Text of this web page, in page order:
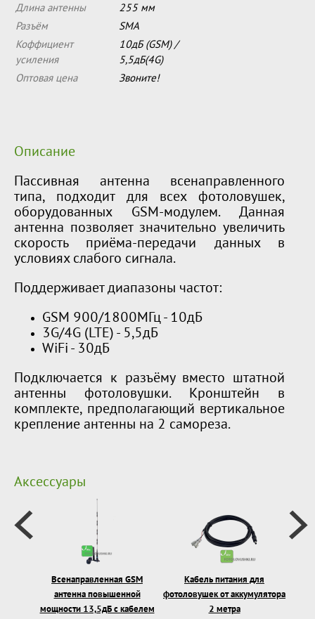
Длина антенны
255 мм
Разъём
SMA
Коффициент
усиления
10дБ (GSM) /
5,5дБ(4G)
Оптовая цена
Звоните!
Описание
Пассивная антенна всенаправленного
типа, подходит для всех фотоловушек,
оборудованных GSM-модулем. Данная
антенна позволяет значительно увеличить
скорость приёма-передачи данных в
условиях слабого сигнала.
Поддерживает диапазоны частот:
GSM 900/1800МГц - 10дБ
3G/4G (LTE) - 5,5дБ
WiFi - 30дБ
Подключается к разъёму вместо штатной
антенны фотоловушки. Кронштейн в
комплекте, предполагающий вертикальное
крепление антенны на 2 самореза.
Аксессуары
Всенаправленная GSM
антенна повышенной
мощности 13,5дБ с кабелем
Кабель питания для
фотоловушек от аккумулятора
2 метра